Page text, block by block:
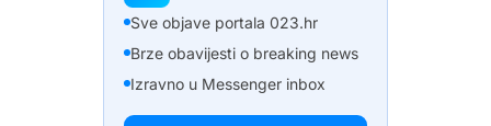
Sve objave portala 023.hr
Brze obavijesti o breaking news
Izravno u Messenger inbox